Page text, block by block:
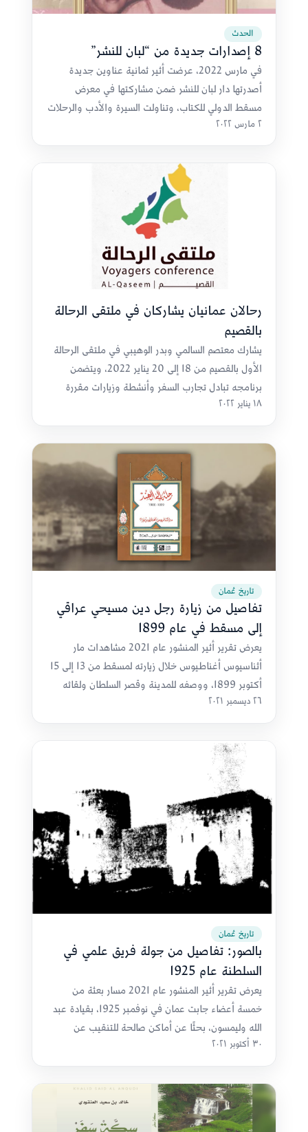
الحدث
8 إصدارات جديدة من “لبان للنشر”
في مارس 2022، عرضت أثير ثمانية عناوين جديدة
أصدرتها دار لبان للنشر ضمن مشاركتها في معرض
مسقط الدولي للكتاب، وتناولت السيرة والأدب والرحلات
والتربية والتاريخ العسكري.
٢ مارس ٢٠٢٢
رحالان عمانيان يشاركان في ملتقى الرحالة
بالقصيم
يشارك معتصم السالمي وبدر الوهيبي في ملتقى الرحالة
الأول بالقصيم من 18 إلى 20 يناير 2022، ويتضمن
برنامجه تبادل تجارب السفر وأنشطة وزيارات مقررة
لبعض الوجهات السياحية.
١٨ يناير ٢٠٢٢
تاريخ عُمان
تفاصيل من زيارة رجل دين مسيحي عراقي
إلى مسقط في عام 1899
يعرض تقرير أثير المنشور عام 2021 مشاهدات مار
أثناسيوس أغناطيوس خلال زيارته لمسقط من 13 إلى 15
أكتوبر 1899، ووصفه للمدينة وقصر السلطان ولقائه
بالسلطان فيصل بن تركي.
٢٦ ديسمبر ٢٠٢١
تاريخ عُمان
بالصور: تفاصيل من جولة فريق علمي في
السلطنة عام 1925
يعرض تقرير أثير المنشور عام 2021 مسار بعثة من
خمسة أعضاء جابت عمان في نوفمبر 1925، بقيادة عبد
الله وليمسون، بحثًا عن أماكن صالحة للتنقيب عن
النفط، مع قراءة لمشاهداتها وصورها.
٣٠ أكتوبر ٢٠٢١